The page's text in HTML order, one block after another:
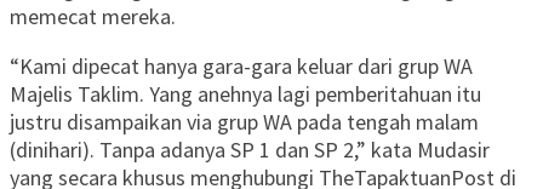
memecat mereka.
“Kami dipecat hanya gara-gara keluar dari grup WA
Majelis Taklim. Yang anehnya lagi pemberitahuan itu
justru disampaikan via grup WA pada tengah malam
(dinihari). Tanpa adanya SP 1 dan SP 2,” kata Mudasir
yang secara khusus menghubungi TheTapaktuanPost di